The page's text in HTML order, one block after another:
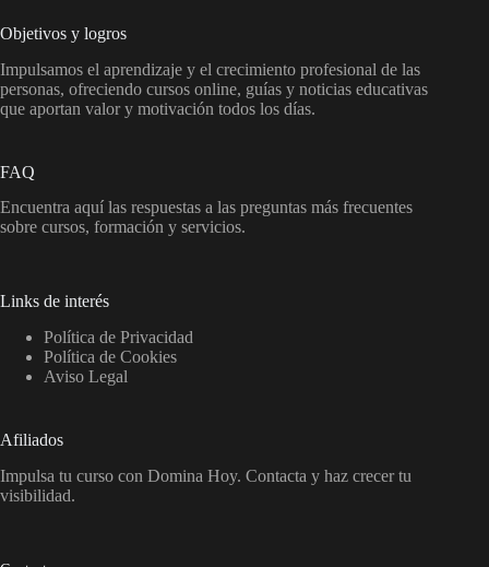
Objetivos y logros
Impulsamos el aprendizaje y el crecimiento profesional de las
personas, ofreciendo cursos online, guías y noticias educativas
que aportan valor y motivación todos los días.
FAQ
Encuentra aquí las respuestas a las preguntas más frecuentes
sobre cursos, formación y servicios.
Links de interés
Política de Privacidad
Política de Cookies
Aviso Legal
Afiliados
Impulsa tu curso con Domina Hoy. Contacta y haz crecer tu
visibilidad.